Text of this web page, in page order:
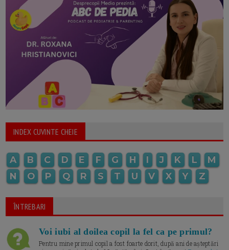
INDEX CUVINTE CHEIE
A B C D E F G H I J K L
M
N
O P Q R S T U V X Y Z
ÎNTREBARI
Voi iubi al doilea copil la fel ca pe primul?
Pentru mine primul copil a fost foarte dorit, după ani de așteptări